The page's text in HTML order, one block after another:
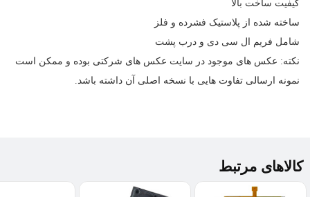
کیفیت ساخت بالا
ساخته شده از پلاستیک فشرده و فلز
شامل فریم ال سی دی و درب پشت
نکته: عکس های موجود در سایت عکس های شرکتی بوده و ممکن است
نمونه ارسالی تفاوت هایی با نسخه اصلی آن داشته باشد.
کالاهای مرتبط